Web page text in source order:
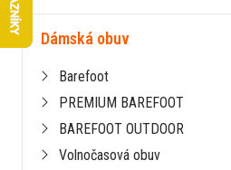
Dámská obuv
Barefoot
PREMIUM BAREFOOT
BAREFOOT OUTDOOR
Volnočasová obuv